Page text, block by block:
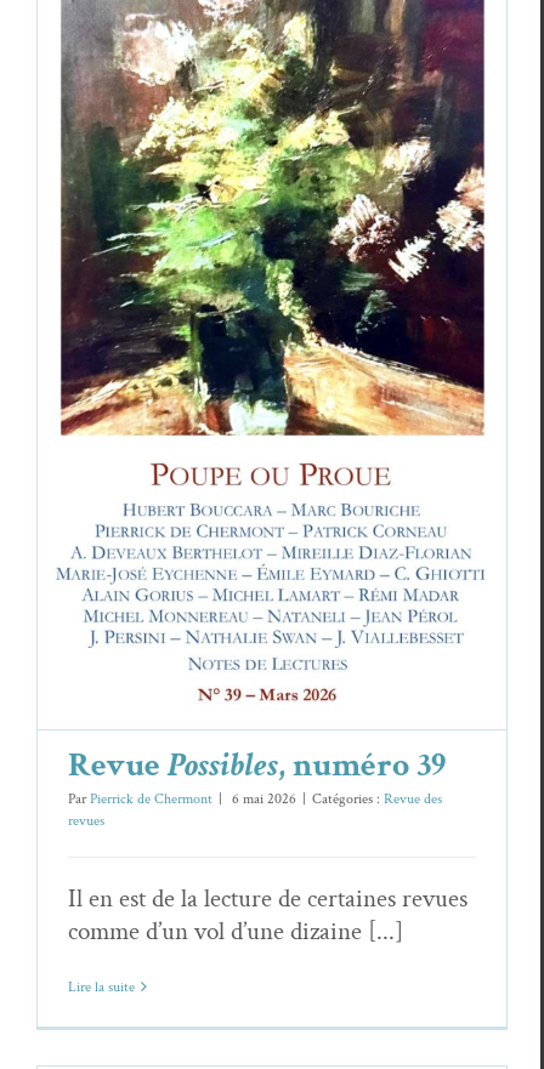
RevuePossibles, numéro 39
Revue des revues
RevuePossibles, numéro 39
ParPierrick de Chermont 6 mai 2026 Catégories : Revue des
revues
Il en est de la lecture de certaines revues
comme d’un vol d’une dizaine [...]
Lire la suite